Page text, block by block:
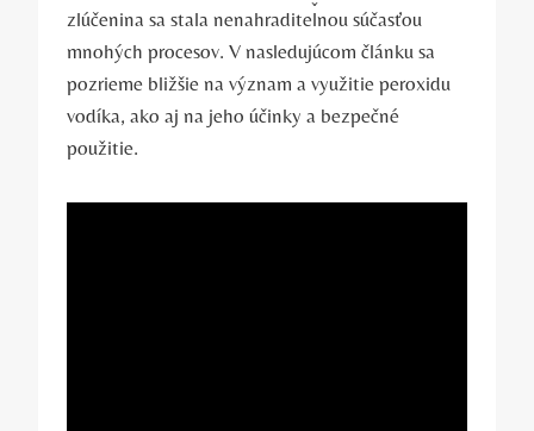
zlúčenina sa stala nenahraditeľnou súčasťou
mnohých procesov. V nasledujúcom článku sa
pozrieme bližšie na význam a využitie peroxidu
vodíka, ako aj na jeho účinky a bezpečné
použitie.